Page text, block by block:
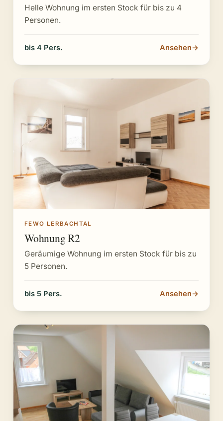
Helle Wohnung im ersten Stock für bis zu 4
Personen.
bis 4 Pers. Ansehen→
FEWO LERBACHTAL
Wohnung R2
Geräumige Wohnung im ersten Stock für bis zu
5 Personen.
bis 5 Pers. Ansehen→